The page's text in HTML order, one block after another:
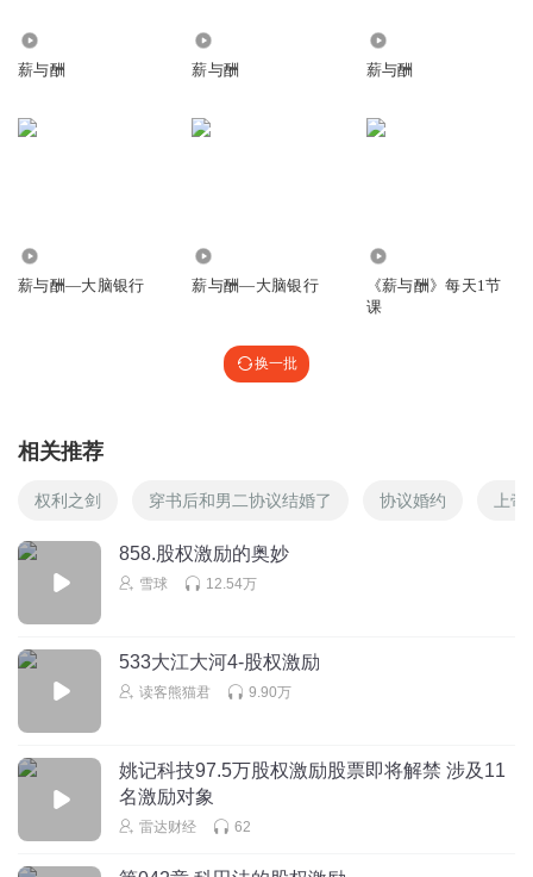
薪与酬 薪与酬 薪与酬
薪与酬—大脑银行 薪与酬—大脑银行
《薪与酬》每天1节
课
换一批
相关推荐
权利之剑 穿书后和男二协议结婚了 协议婚约 上
858.股权激励的奥妙
雪球 12.54万
533大江大河4-股权激励
读客熊猫君 9.90万
姚记科技97.5万股权激励股票即将解禁 涉及11
名激励对象
雷达财经 62